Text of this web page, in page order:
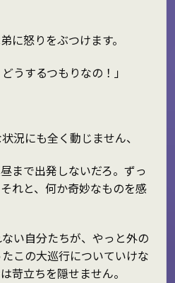
に怒りをぶつけます。
うするつもりなの！」
況にも全く動じません、
まで出発しないだろ。ずっ
れと、何か奇妙なものを感
い自分たちが、やっと外の
この大巡行についていけな
苛立ちを隠せません。